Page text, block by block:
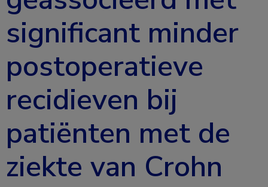
significant minder
postoperatieve
recidieven bij
patiënten met de
ziekte van Crohn